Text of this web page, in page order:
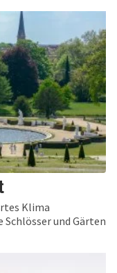
Klima
und Gärten